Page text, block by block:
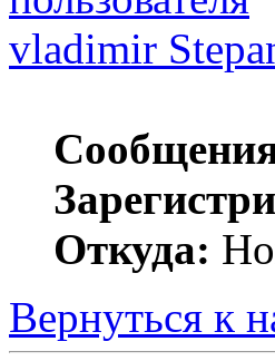
vladimir
Откуда:
Вернуться к